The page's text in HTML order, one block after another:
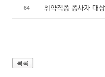
64 취약직종 종사자 대
목록